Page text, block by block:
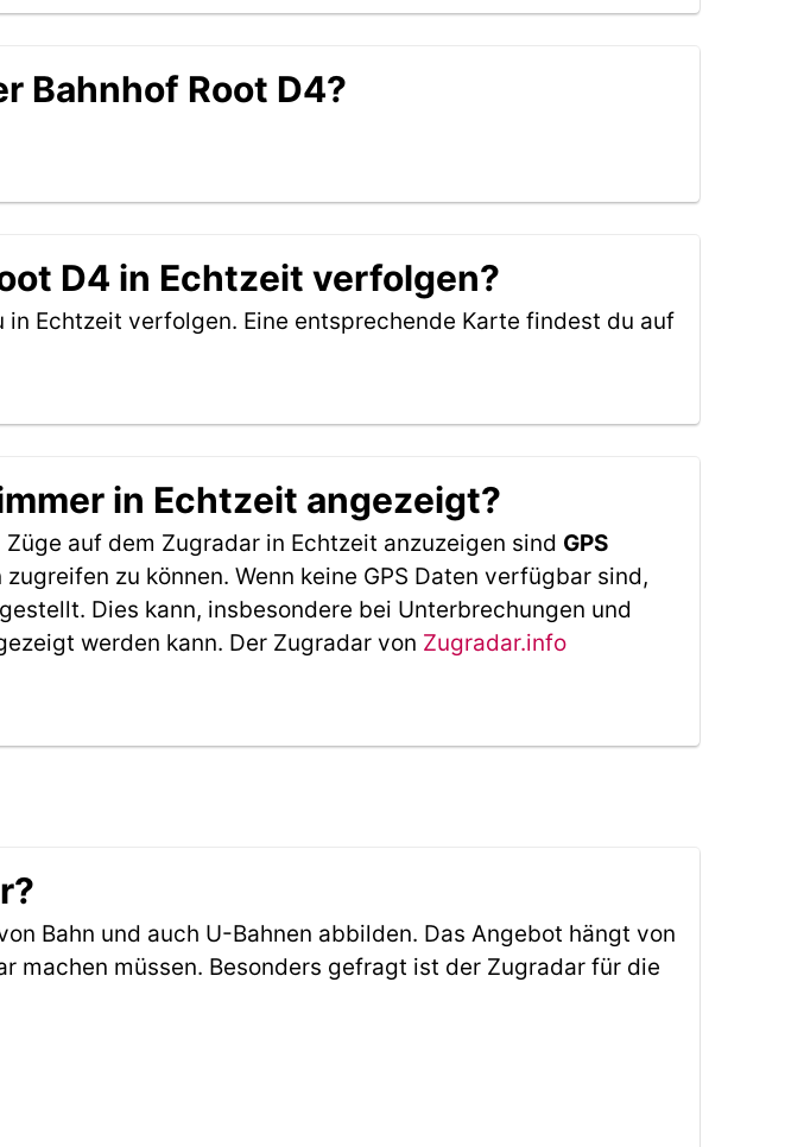
Bahnhof Root D4?
D4 in Echtzeit verfolgen?
Echtzeit verfolgen. Eine entsprechende Karte findest du auf
in Echtzeit angezeigt?
auf dem Zugradar in Echtzeit anzuzeigen sind GPS
zu können. Wenn keine GPS Daten verfügbar sind,
Dies kann, insbesondere bei Unterbrechungen und
werden kann. Der Zugradar von Zugradar.info
Bahn und auch U-Bahnen abbilden. Das Angebot hängt von
machen müssen. Besonders gefragt ist der Zugradar für die